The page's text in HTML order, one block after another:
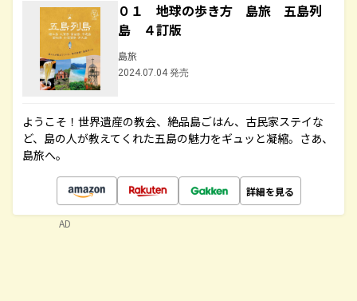
０１ 地球の歩き方 島旅 五島列
島 ４訂版
島旅
2024.07.04 発売
ようこそ！世界遺産の教会、絶品島ごはん、古民家ステイな
ど、島の人が教えてくれた五島の魅力をギュッと凝縮。さあ、
島旅へ。
詳細を見る
AD